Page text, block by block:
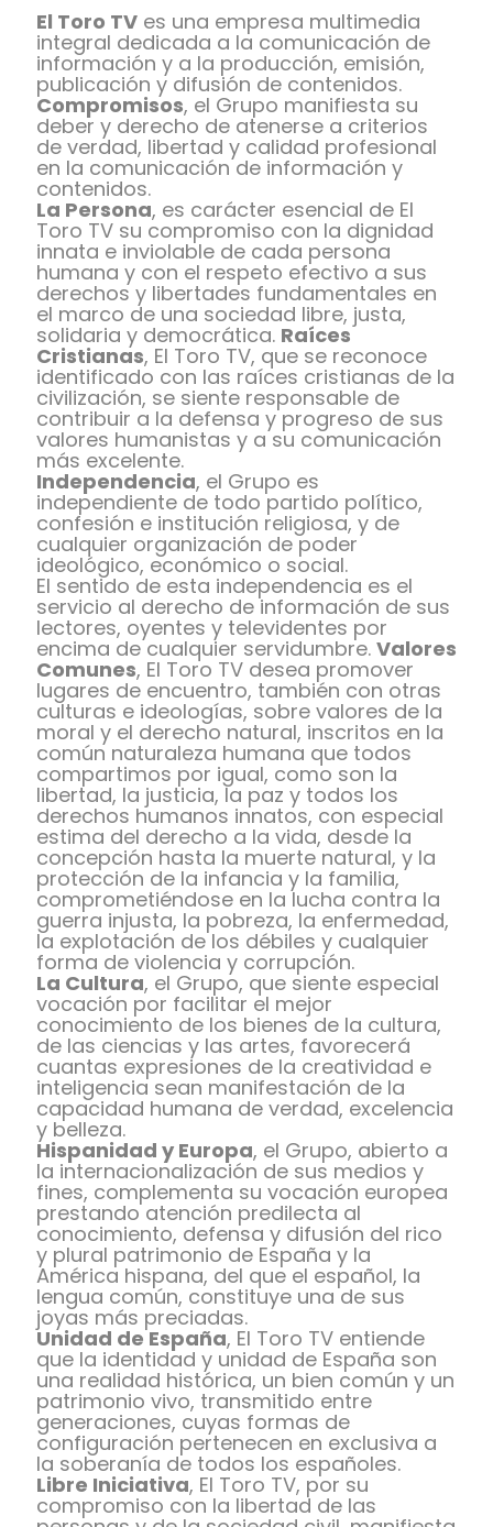
El Toro TV es una empresa multimedia
integral dedicada a la comunicación de
información y a la producción, emisión,
publicación y difusión de contenidos.
Compromisos, el Grupo manifiesta su
deber y derecho de atenerse a criterios
de verdad, libertad y calidad profesional
en la comunicación de información y
contenidos.
La Persona, es carácter esencial de El
Toro TV su compromiso con la dignidad
innata e inviolable de cada persona
humana y con el respeto efectivo a sus
derechos y libertades fundamentales en
el marco de una sociedad libre, justa,
solidaria y democrática. Raíces
Cristianas, El Toro TV, que se reconoce
identificado con las raíces cristianas de la
civilización, se siente responsable de
contribuir a la defensa y progreso de sus
valores humanistas y a su comunicación
más excelente.
Independencia, el Grupo es
independiente de todo partido político,
confesión e institución religiosa, y de
cualquier organización de poder
ideológico, económico o social.
El sentido de esta independencia es el
servicio al derecho de información de sus
lectores, oyentes y televidentes por
encima de cualquier servidumbre. Valores
Comunes, El Toro TV desea promover
lugares de encuentro, también con otras
culturas e ideologías, sobre valores de la
moral y el derecho natural, inscritos en la
común naturaleza humana que todos
compartimos por igual, como son la
libertad, la justicia, la paz y todos los
derechos humanos innatos, con especial
estima del derecho a la vida, desde la
concepción hasta la muerte natural, y la
protección de la infancia y la familia,
comprometiéndose en la lucha contra la
guerra injusta, la pobreza, la enfermedad,
la explotación de los débiles y cualquier
forma de violencia y corrupción.
La Cultura, el Grupo, que siente especial
vocación por facilitar el mejor
conocimiento de los bienes de la cultura,
de las ciencias y las artes, favorecerá
cuantas expresiones de la creatividad e
inteligencia sean manifestación de la
capacidad humana de verdad, excelencia
y belleza.
Hispanidad y Europa, el Grupo, abierto a
la internacionalización de sus medios y
fines, complementa su vocación europea
prestando atención predilecta al
conocimiento, defensa y difusión del rico
y plural patrimonio de España y la
América hispana, del que el español, la
lengua común, constituye una de sus
joyas más preciadas.
Unidad de España, El Toro TV entiende
que la identidad y unidad de España son
una realidad histórica, un bien común y un
patrimonio vivo, transmitido entre
generaciones, cuyas formas de
configuración pertenecen en exclusiva a
la soberanía de todos los españoles.
Libre Iniciativa, El Toro TV, por su
compromiso con la libertad de las